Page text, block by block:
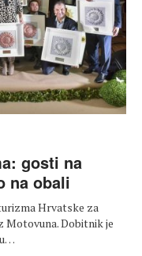
gosti na
na obali
Hrvatske za
Motovuna. Dobitnik je